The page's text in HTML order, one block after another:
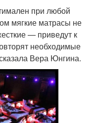
при любой
мягкие матрасы не
— приведут к
необходимые
Вера Юнгина.